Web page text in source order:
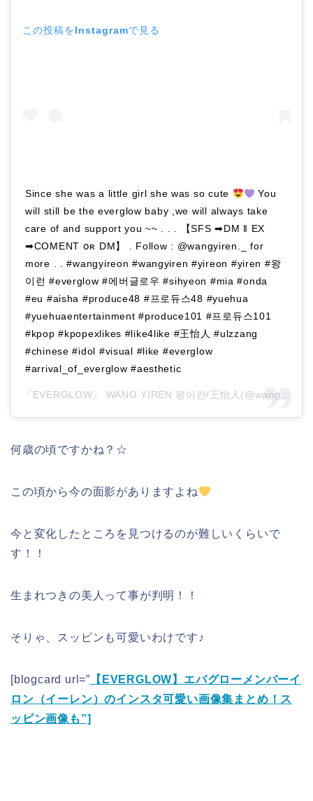
この投稿をInstagramで見る
Since she was a little girl she was so cute
You
will still be the everglow baby ,we will always take
care of and support you ~~ . . . 【SFS ➡DM ‖ EX
➡COMENT օʀ DM】 . Follow : @wangyiren._ for
more . . #wangyireon #wangyiren #yireon #yiren #왕
이런 #everglow #에버글로우 #sihyeon #mia #onda
#eu #aisha #produce48 #프로듀스48 #yuehua
#yuehuaentertainment #produce101 #프로듀스101
#kpop #kpopexlikes #like4like #王怡人 #ulzzang
#chinese #idol #visual #like #everglow
#arrival_of_everglow #aesthetic
『EVERGLOW』 WANG YIREN 왕이런/王怡人(@wangyiren._)がシェアした投稿 –
何歳の頃ですかね？☆
この頃から今の面影がありますよね
今と変化したところを見つけるのが難しいくらいで
す！！
生まれつきの美人って事が判明！！
そりゃ、スッピンも可愛いわけです♪
[blogcard url=” 【EVERGLOW】エバグローメンバーイ
ロン（イーレン）のインスタ可愛い画像集まとめ！ス
ッピン画像も”]